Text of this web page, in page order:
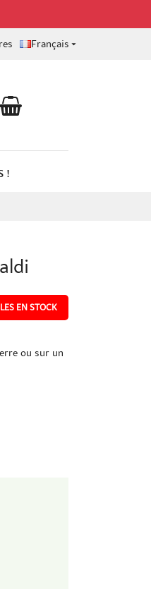
Français
!
EN STOCK
ou sur un